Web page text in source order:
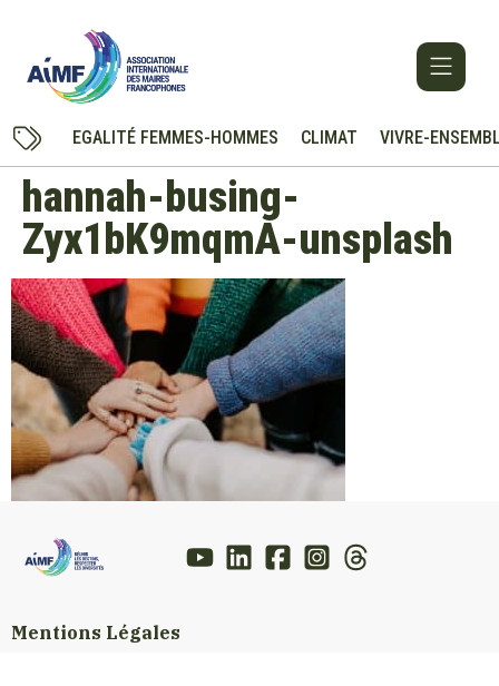
EGALITÉ FEMMES-HOMMES CLIMAT VIVRE-
hannah-busing-
Zyx1bK9mqmA-unsplash
Mentions Légales